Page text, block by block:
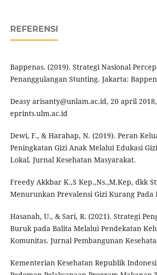
REFERENSI
Bappenas. (2019). Strategi Nasional
Penanggulangan Stunting. Jakarta:
Deasy arisanty@unlam.ac.id, 20 april 2018,
eprints.ulm.ac.id
Dewi, F., & Harahap, N. (2019). Peran
Peningkatan Gizi Anak Melalui Edukasi
Lokal. Jurnal Kesehatan Masyarakat.
Freedy Akkbar K.,S Kep.,Ns.,M.Kep, dkk
Menurunkan Prevalensi Gizi Kurang Pada
Hasanah, U., & Sari, R. (2021). Strategi
Buruk pada Balita Melalui Pendekatan
Komunitas. Jurnal Pembangunan
Kementerian Kesehatan Republik